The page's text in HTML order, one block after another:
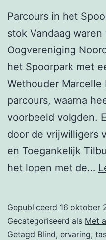
Parcours in het
stok Vandaag
Oogvereniging
het Spoorpark met
Wethouder
parcours, waarna
voorbeeld volgden.
door de vrijwilligers
en Toegankelijk
het lopen met de…
Gepubliceerd 16 oktober
Gecategoriseerd als Met
Getagd Blind, ervaring,